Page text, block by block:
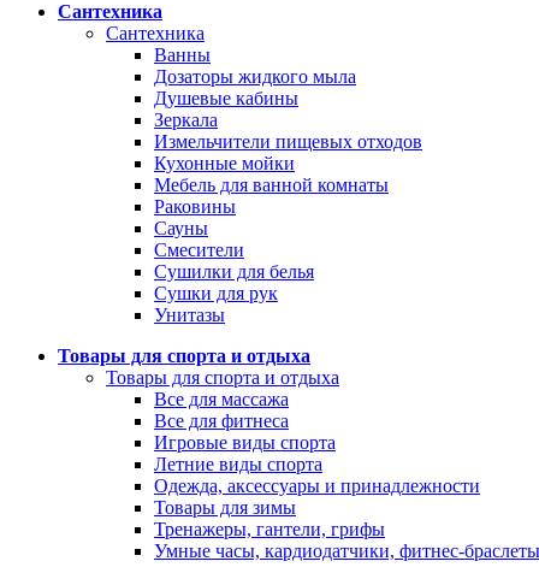
Сантехника
Сантехника
Ванны
Дозаторы жидкого мыла
Душевые кабины
Зеркала
Измельчители пищевых отходов
Кухонные мойки
Мебель для ванной комнаты
Раковины
Сауны
Смесители
Сушилки для белья
Сушки для рук
Унитазы
Товары для спорта и отдыха
Товары для спорта и отдыха
Все для массажа
Все для фитнеса
Игровые виды спорта
Летние виды спорта
Одежда, аксессуары и принадлежности
Товары для зимы
Тренажеры, гантели, грифы
Умные часы, кардиодатчики, фитнес-браслеты